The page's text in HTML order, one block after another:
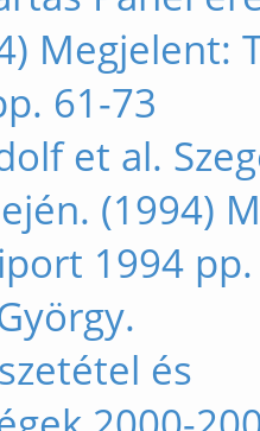
Megjelent:
61-73
et al.
(1994)
1994
és